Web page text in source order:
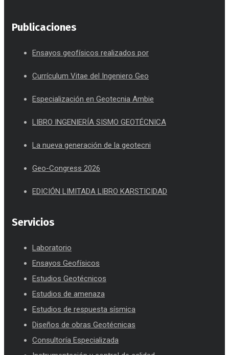
Publicaciones
Ensayos geofísicos realizados por
Currículum Vitae del Ingeniero Geo
Especialización en Geotecnia Ambie
LIBRO INGENIERÍA SISMO GEOTÉCNICA
La nueva generación de la geotecni
Geo-Congress 2026
EDICIÓN LIMITADA LIBRO KARSTICIDAD
Servicios
Laboratorio
Ensayos Geofísicos
Estudios Geotécnicos
Estudios de amenaza
Estudios de respuesta sísmica
Diseños de obras Geotécnicas
Consultoría Especializada